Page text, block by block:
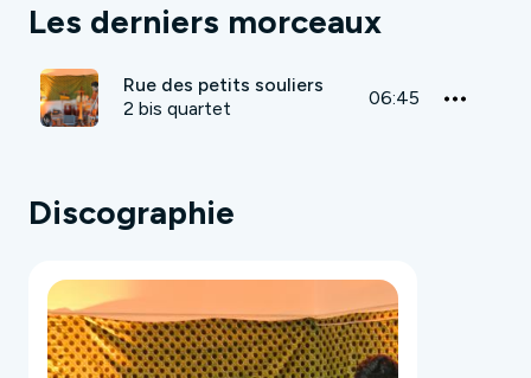
Les derniers morceaux
Rue des petits souliers
2 bis quartet
06:45
Discographie